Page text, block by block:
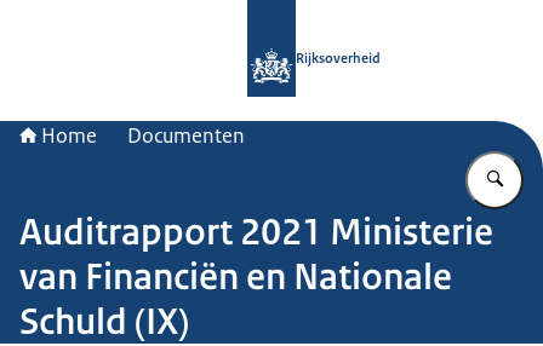
Rijksoverheid
Home Documenten
Auditrapport 2021 Ministerie
van Financiën en Nationale
Schuld (IX)